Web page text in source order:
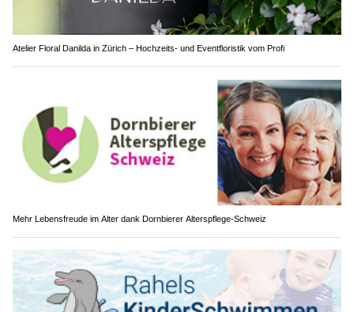
Atelier Floral Danilda in Zürich – Hochzeits- und Eventfloristik vom Profi
Mehr Lebensfreude im Alter dank Dornbierer Alterspflege-Schweiz